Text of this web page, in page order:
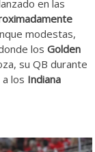
en las
modestas,
losGolden
su QB durante
los Indiana